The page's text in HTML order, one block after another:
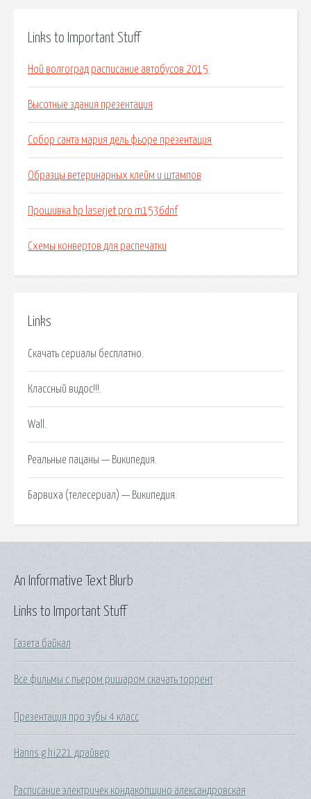
Links to Important Stuff
Ной волгоград расписание автобусов 2015
Высотные здания презентация
Собор санта мария дель фьоре презентация
Образцы ветеринарных клейм и штампов
Прошивка hp laserjet pro m1536dnf
Схемы конвертов для распечатки
Links
Скачать сериалы бесплатно.
Классный видос!!!.
Wall.
Реальные пацаны — Википедия.
Барвиха (телесериал) — Википедия.
Links to Important Stuff
Газета байкал
Все фильмы с пьером ришаром скачать торрент
Презентация про зубы 4 класс
Hanns g hi221 драйвер
Расписание электричек кондакопшино александровская
An Informative Text Blurb